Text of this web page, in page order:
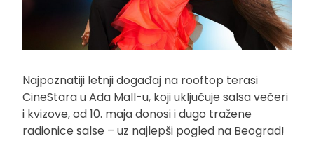
Najpoznatiji letnji događaj na rooftop terasi
CineStara u Ada Mall-u, koji uključuje salsa večeri
i kvizove, od 10. maja donosi i dugo tražene
radionice salse – uz najlepši pogled na Beograd!